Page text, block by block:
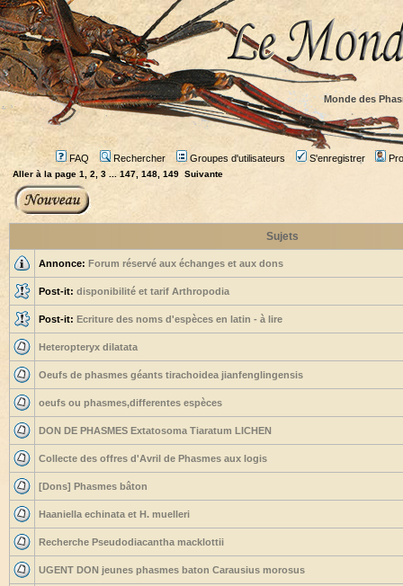
Monde des
FAQ Rechercher Groupes d'utilisateurs S'enregistrer
Aller à la page 1 2 3 ...147 148 149 Suivante
Sujets
Annonce: Forum réservé aux échanges et aux dons
Post-it: disponibilité et tarif Arthropodia
Post-it: Ecriture des noms d'espèces en latin - à lire
Heteropteryx dilatata
Oeufs de phasmes géants tirachoidea jianfenglingensis
oeufs ou phasmes,differentes espèces
DON DE PHASMES Extatosoma Tiaratum LICHEN
Collecte des offres d'Avril de Phasmes aux logis
[Dons] Phasmes bâton
Haaniella echinata et H. muelleri
Recherche Pseudodiacantha macklottii
UGENT DON jeunes phasmes baton Carausius morosus